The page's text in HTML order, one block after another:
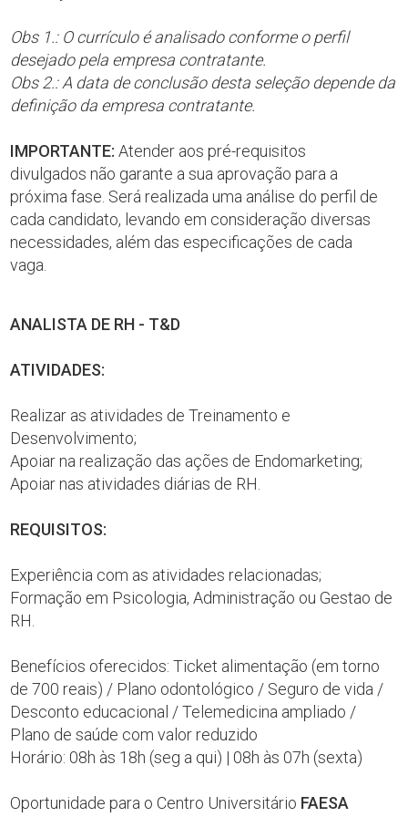
Obs 1.: O currículo é analisado conforme o perfil
desejado pela empresa contratante.
Obs 2.: A data de conclusão desta seleção depende da
definição da empresa contratante.
IMPORTANTE: Atender aos pré-requisitos
divulgados não garante a sua aprovação para a
próxima fase. Será realizada uma análise do perfil de
cada candidato, levando em consideração diversas
necessidades, além das especificações de cada
vaga.
ANALISTA DE RH - T&D
ATIVIDADES:
Realizar as atividades de Treinamento e
Desenvolvimento;
Apoiar na realização das ações de Endomarketing;
Apoiar nas atividades diárias de RH.
REQUISITOS:
Experiência com as atividades relacionadas;
Formação em Psicologia, Administração ou Gestao de
RH.
Benefícios oferecidos: Ticket alimentação (em torno
de 700 reais) / Plano odontológico / Seguro de vida /
Desconto educacional / Telemedicina ampliado /
Plano de saúde com valor reduzido
Horário: 08h às 18h (seg a qui) | 08h às 07h (sexta)
Oportunidade para o Centro Universitário FAESA